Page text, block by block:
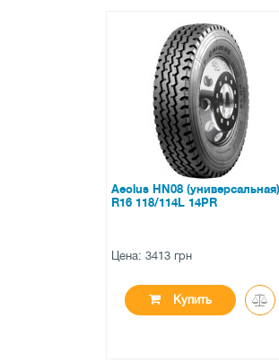
Aeolus HN08
R16 118/114L 14PR
Цена: 3413 грн
Купить